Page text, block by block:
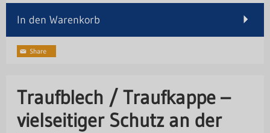
In den Warenkorb
Traufblech / Traufkappe –
vielseitiger Schutz an der